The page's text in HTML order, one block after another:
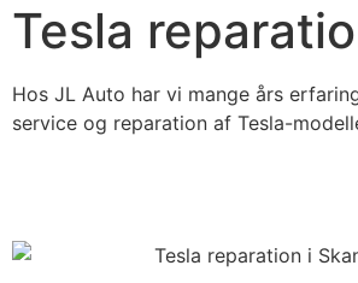
Tesla
Hos JL Auto har vi mange års
service og reparation af Tesla-